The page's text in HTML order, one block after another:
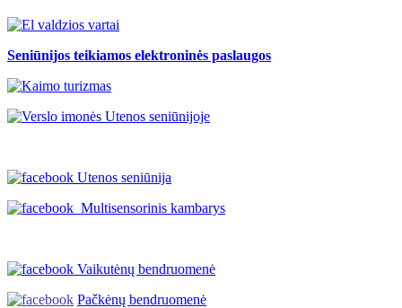
Seniūnijos teikiamos elektroninės paslaugos
Utenos seniūnija
Multisensorinis kambarys
Vaikutėnų bendruomenė
Pačkėnų bendruomenė